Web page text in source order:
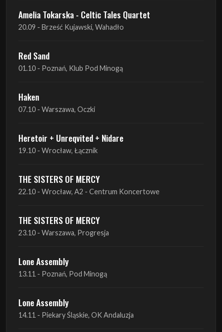
Amelia Tokarska - Celtic Tales Quartet
20.09 - Brześć Kujawski, Wahadło
Red Sand
01.10 - Poznań, Klub Pod Minogą
Haken
07.10 - Warszawa, Oczki
Heretoir + Unreqvited + Nidare
19.10 - Wrocław, Łącznik
THE SISTERS OF MERCY
22.10 - Wrocław, A2 - Centrum Koncertowe
THE SISTERS OF MERCY
23.10 - Warszawa, Progresja
Lone Assembly
13.11 - Poznań, Pod Minogą
Lone Assembly
14.11 - Piekary Śląskie, OK Andaluzja